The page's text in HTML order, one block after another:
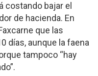
costando bajar el
de hacienda. En
que las
días, aunque la faena
tampoco “hay